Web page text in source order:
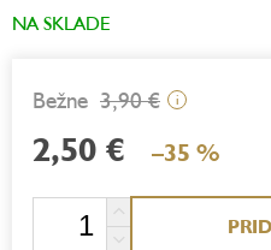
NA SKLADE
3,90 € i
2,50 € –35 %